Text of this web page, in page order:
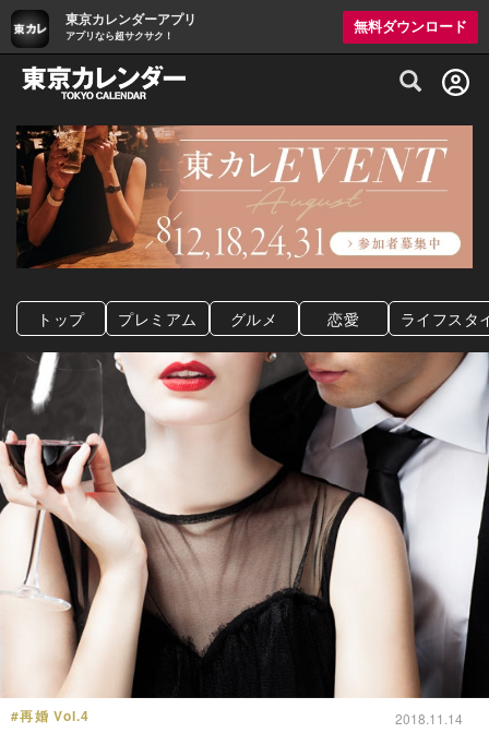
東京カレンダーアプリ
アプリなら超サクサク！
無料ダウンロード
グルメ情報・プレミアムレストラン予約
トップ プレミアム グルメ 恋愛 ライフスタ
#再婚 Vol.4 2018.11.14